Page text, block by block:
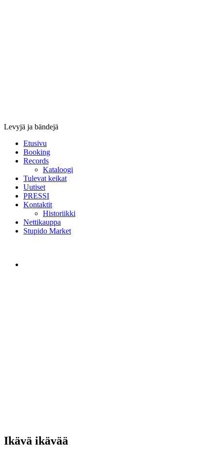
Levyjä ja bändejä
Etusivu
Booking
Records
Kataloogi
Tulevat keikat
Uutiset
PRESSI
Kontaktit
Historiikki
Nettikauppa
Stupido Market
Ikävä ikävää